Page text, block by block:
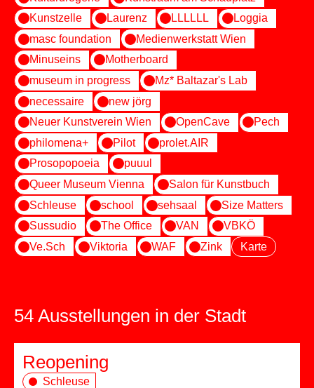
Kunstzelle
Laurenz LLLLLL
Loggia
masc foundation
Medienwerkstatt Wien
Minuseins
Motherboard
museum in progress
Mz* Baltazar's Lab
necessaire
new jörg
Neuer Kunstverein Wien
OpenCave
Pech
philomena+
Pilot
prolet.AIR
Prosopopoeia
puuul
Queer Museum Vienna
Salon für Kunstbuch
Schleuse
school sehsaal
Size Matters
Sussudio
The Office VAN
VBKÖ
Ve.Sch
Viktoria WAF Zink Karte
54 Ausstellungen in der Stadt
Reopening
Schleuse